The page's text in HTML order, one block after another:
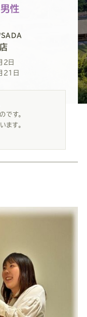
ー性
SADA
2日
21日
す。
ます。